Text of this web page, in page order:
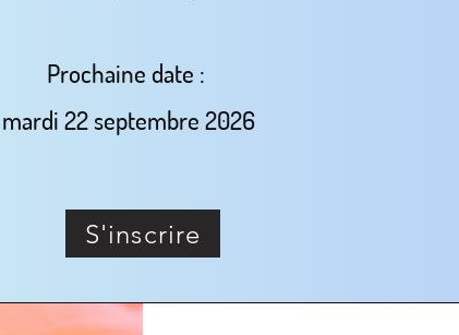
Prochaine date :
mardi 22 septembre 2026
S'inscrire